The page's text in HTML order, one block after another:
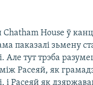
Chatham House ў
паказалі зьмену
Але тут трэба
Расеяй, як
і Расеяй як